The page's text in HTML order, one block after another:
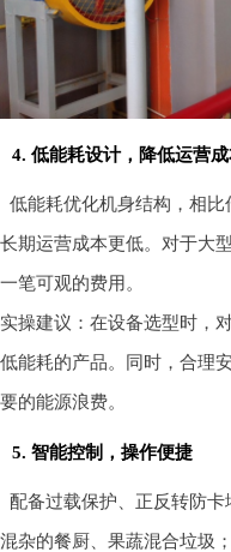
4. 低能耗设计，降低运营
低能耗优化机身结构，相比
长期运营成本更低。对于大
一笔可观的费用。
实操建议：在设备选型时，
低能耗的产品。同时，合理
要的能源浪费。
5. 智能控制，操作便捷
配备过载保护、正反转防
混杂的餐厨、果蔬混合垃圾